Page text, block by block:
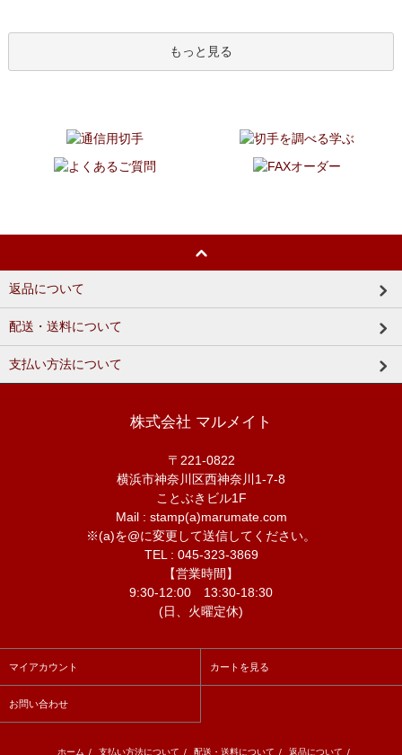
もっと見る
返品について
配送・送料について
支払い方法について
株式会社 マルメイト
〒221-0822
横浜市神奈川区西神奈川1-7-8
ことぶきビル1F
Mail : stamp(a)marumate.com
※(a)を@に変更して送信してください。
TEL : 045-323-3869
【営業時間】
9:30-12:00 13:30-18:30
(日、火曜定休)
マイアカウント カートを見る
お問い合わせ
ホーム / 支払い方法について / 配送・送料について / 返品について /